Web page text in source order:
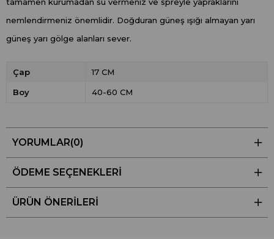
tamamen kurumadan su vermeniz ve spreyle yapraklarını
nemlendirmeniz önemlidir. Doğduran güneş ışığı almayan yarı
güneş yarı gölge alanları sever.
Çap 17 CM
Boy 40-60 CM
YORUMLAR(0)
ÖDEME SEÇENEKLERI
ÜRÜN ÖNERILERI